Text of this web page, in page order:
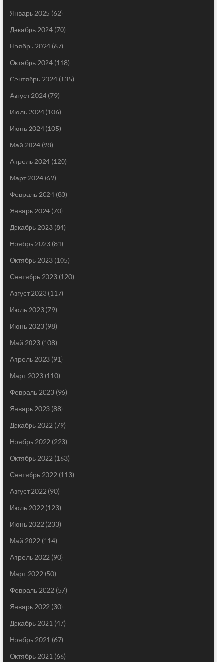
Январь 2025 (62)
Декабрь 2024(70)
Ноябрь 2024(67)
Октябрь 2024(118)
Сентябрь 2024(135)
Август 2024(79)
Июль 2024(106)
Июнь 2024(105)
Май 2024(98)
Апрель 2024(120)
Март 2024(69)
Февраль 2024(83)
Январь 2024(70)
Декабрь 2023(84)
Ноябрь 2023(81)
Октябрь 2023(105)
Сентябрь 2023(120)
Август 2023(117)
Июль 2023(79)
Июнь 2023(98)
Май 2023(108)
Апрель 2023(91)
Март 2023(110)
Февраль 2023(96)
Январь 2023(88)
Декабрь 2022 (79)
Ноябрь 2022 (223)
Октябрь 2022 (163)
Сентябрь 2022 (113)
Август 2022 (90)
Июль 2022 (123)
Июнь 2022 (233)
Май 2022 (114)
Апрель 2022 (90)
Март 2022 (50)
Февраль 2022 (57)
Январь 2022 (30)
Декабрь 2021 (47)
Ноябрь 2021 (67)
Октябрь 2021 (66)